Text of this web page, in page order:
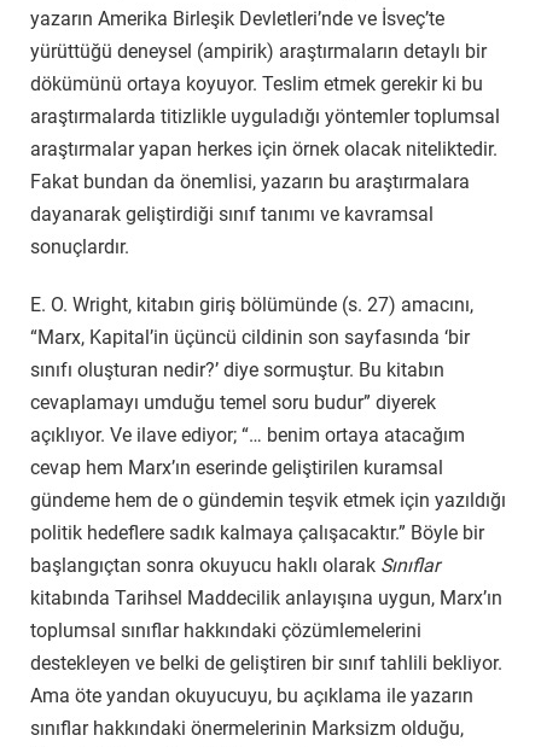
yazarın Amerika Birleşik Devletleri’nde ve İsveç’te
yürüttüğü deneysel (ampirik) araştırmaların detaylı bir
dökümünü ortaya koyuyor. Teslim etmek gerekir ki bu
araştırmalarda titizlikle uyguladığı yöntemler toplumsal
araştırmalar yapan herkes için örnek olacak niteliktedir.
Fakat bundan da önemlisi, yazarın bu araştırmalara
dayanarak geliştirdiği sınıf tanımı ve kavramsal
sonuçlardır.
E. O. Wright, kitabın giriş bölümünde (s. 27) amacını,
“Marx, Kapital’in üçüncü cildinin son sayfasında ‘bir
sınıfı oluşturan nedir?’ diye sormuştur. Bu kitabın
cevaplamayı umduğu temel soru budur” diyerek
açıklıyor. Ve ilave ediyor; “… benim ortaya atacağım
cevap hem Marx’ın eserinde geliştirilen kuramsal
gündeme hem de o gündemin teşvik etmek için yazıldığı
politik hedeflere sadık kalmaya çalışacaktır.” Böyle bir
başlangıçtan sonra okuyucu haklı olarak Sınıflar
kitabında Tarihsel Maddecilik anlayışına uygun, Marx’ın
toplumsal sınıflar hakkındaki çözümlemelerini
destekleyen ve belki de geliştiren bir sınıf tahlili bekliyor.
Ama öte yandan okuyucuyu, bu açıklama ile yazarın
sınıflar hakkındaki önermelerinin Marksizm olduğu,